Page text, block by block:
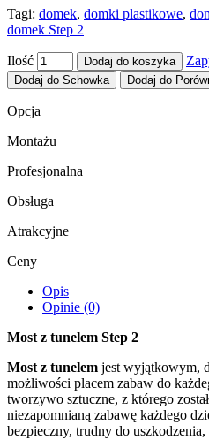
Tagi: domek, domki plastikowe,
domek Step 2
Ilość Dodaj do koszyka
Dodaj do Schowka Dodaj do
Opcja
Montażu
Profesjonalna
Obsługa
Atrakcyjne
Ceny
Opis
Opinie (0)
Most z tunelem Step 2
Most z tunelem jest wyjątkowym,
możliwości placem zabaw do
tworzywo sztuczne, z którego
niezapomnianą zabawę każdego
bezpieczny, trudny do uszkodzenia,